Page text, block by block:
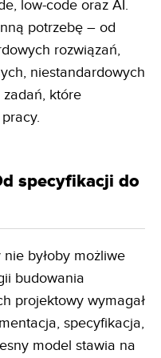
low-code oraz AI.
potrzebę – od
rozwiązań,
niestandardowych
które
specyfikacji do
byłoby możliwe
budowania
projektowy wymagał
specyfikacja,
model stawia na